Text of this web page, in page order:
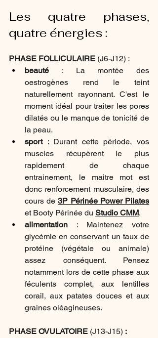
Les quatre phases,
quatre énergies :
PHASE FOLLICULAIRE (J6-J12) :
beauté : La montée des
oestrogènes rend le teint
naturellement rayonnant. C'est le
moment idéal pour traiter les pores
dilatés ou le manque de tonicité de
la peau.
sport : Durant cette période, vos
muscles récupèrent le plus
rapidement de chaque
entrainement, le maitre mot est
donc renforcement musculaire, des
cours de 3P Périnée Power Pilates
et Booty Périnée du Studio CMM.
alimentation : Maintenez votre
glycémie en conservant un taux de
protéine (végétale ou animale)
assez conséquent. Pensez
notamment lors de cette phase aux
féculents complet, aux lentilles
corail, aux patates douces et aux
graines oléagineuses.
PHASE OVULATOIRE (J13-J15) :